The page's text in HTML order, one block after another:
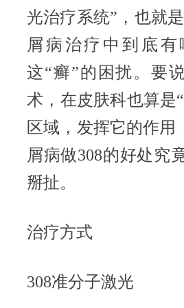
光治疗系统”，也就
屑病治疗中到底
这“癣”的困扰。要
术，在皮肤科也算是
区域，发挥它的作
屑病做308的好处究
掰扯。
治疗方式
308准分子激光